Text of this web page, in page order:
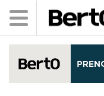
Toggle
navigation